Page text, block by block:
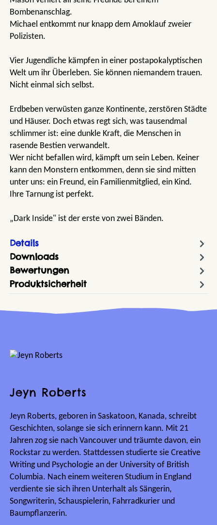
Bombenanschlag.
Michael entkommt nur knapp dem Amoklauf zweier
Polizisten.
Vier Jugendliche kämpfen in einer postapokalyptischen
Welt um ihr Überleben. Sie können niemandem trauen.
Nicht einmal sich selbst.
Erdbeben verwüsten ganze Kontinente, zerstören Städte
und Häuser. Doch etwas regt sich, was tausendmal
schlimmer ist: eine dunkle Kraft, die Menschen in
rasende Bestien verwandelt.
Wer nicht befallen wird, kämpft um sein Leben. Keiner
kann den Monstern entkommen, denn sie sind mitten
unter uns: ein Freund, ein Familienmitglied, ein Kind.
Ihre Tarnung ist perfekt.
„Dark Inside" ist der erste von zwei Bänden.
Details
Downloads
Bewertungen
Produktsicherheit
Jeyn Roberts
Jeyn Roberts, geboren in Saskatoon, Kanada, schreibt
Geschichten, solange sie sich erinnern kann. Mit 21
Jahren zog sie nach Vancouver und träumte davon, ein
Rockstar zu werden. Stattdessen studierte sie Creative
Writing und Psychologie an der University of British
Columbia. Nach einem weiteren Studium in England
verdiente sie sich ihren Unterhalt als Sängerin,
Songwriterin, Schauspielerin, Fahrradkurier und
Baumpflanzerin.